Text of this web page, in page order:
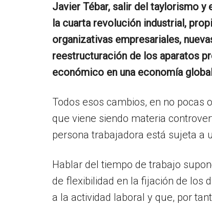
Javier Tébar, salir del taylorismo y
la cuarta revolución industrial,
organizativas empresariales,
reestructuración de los aparatos
económico en una economía
Todos esos cambios, en no
que viene siendo materia
persona trabajadora está sujeta a
Hablar del tiempo de trabajo
de flexibilidad en la fijación de los
a la actividad laboral y que, por